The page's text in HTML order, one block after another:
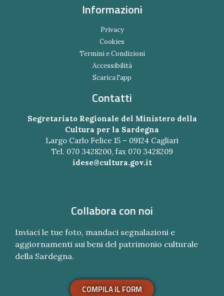
Informazioni
Privacy
Cookies
Termini e Condizioni
Accessibilità
Scarica l'app
Contatti
Segretariato Regionale del Ministero della
Cultura per la Sardegna
Largo Carlo Felice 15 – 09124 Cagliari
Tel. 070 3428200, fax 070 3428209
idese@cultura.gov.it
Collabora con noi
Inviaci le tue foto, mandaci segnalazioni e
aggiornamenti sui beni del patrimonio culturale
della Sardegna.
COMPILA IL FORM